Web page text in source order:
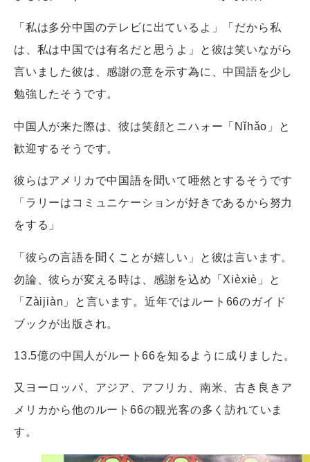
「私は多分中国のテレビに出ているよ」「だから私
は、私は中国では有名だと思うよ」と彼は笑いながら
言いました彼は、感謝の意を示す為に、中国語を少し
勉強したそうです。
中国人が来た際は、彼は笑顔とニハォー「Nǐhǎo」と
歓迎するそうです。
彼らはアメリカで中国語を聞いて唖然とするそうです
「ラリーはコミュニケーションが好きであるから努力
をする」
「彼らの言語を聞くことが嬉しい」と彼は言います。
勿論、彼らが変える時は、感謝を込め「Xièxiè」と
「Zàijiàn」と言います。近年ではルート66のガイド
ブックが出版され。
13.5億の中国人がルート66を知るように成りました。
又ヨーロッパ、アジア、アフリカ、南米、古き良きア
メリカから他のルート66の観光客の多く訪れていま
す。